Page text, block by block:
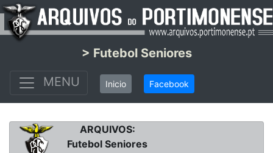
> Futebol Seniores
MENU
Inicio Facebook
ARQUIVOS:
Futebol Seniores